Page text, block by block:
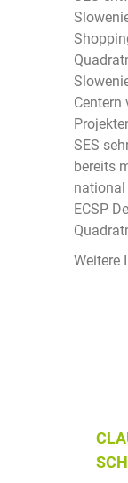
Centern
SES
bereits
national
ECSP
Weitere